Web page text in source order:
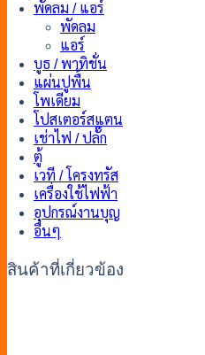
พัดลม / แอร์
พัดลม
แอร์
บูธ / พาทิชั่น
แผ่นปูพื้น
โพเดียม
โปสเตอร์สแตน
เช่าไฟ / ปลั๊ก
ตู้
เวที / โครงทรัส
เครื่องใช้ไฟฟ้า
อุปกรณ์งานบุญ
อื่นๆ
สินค้าที่เกี่ยวข้อง